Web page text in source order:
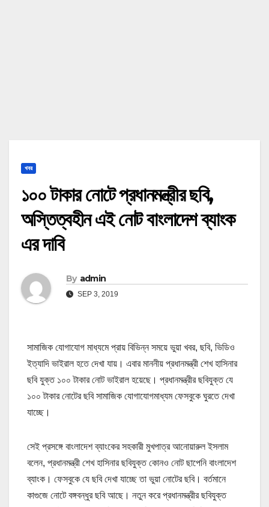
খবর
১০০ টাকার নোটে প্রধানমন্ত্রীর ছবি,
অস্তিত্বহীন এই নোট বাংলাদেশ ব্যাংক
এর দাবি
By admin
SEP 3, 2019
সামাজিক যোগাযোগ মাধ্যমে প্রায় বিভিন্ন সময়ে ভুয়া খবর, ছবি, ভিডিও
ইত্যাদি ভাইরাল হতে দেখা যায়। এবার মাননীয় প্রধানমন্ত্রী শেখ হাসিনার
ছবি যুক্ত ১০০ টাকার নোট ভাইরাল হয়েছে। প্রধানমন্ত্রীর ছবিযুক্ত যে
১০০ টাকার নোটের ছবি সামাজিক যোগাযোগমাধ্যম ফেসবুকে ঘুরতে দেখা
যাচ্ছে।
সেই প্রসঙ্গে বাংলাদেশ ব্যাংকের সহকারী মুখপাত্র আনোয়ারুল ইসলাম
বলেন, প্রধানমন্ত্রী শেখ হাসিনার ছবিযুক্ত কোনও নোট ছাপেনি বাংলাদেশ
ব্যাংক। ফেসবুকে যে ছবি দেখা যাচ্ছে তা ভুয়া নোটের ছবি। বর্তমানে
কাগুজে নোটে বঙ্গবন্ধুর ছবি আছে। নতুন করে প্রধানমন্ত্রীর ছবিযুক্ত